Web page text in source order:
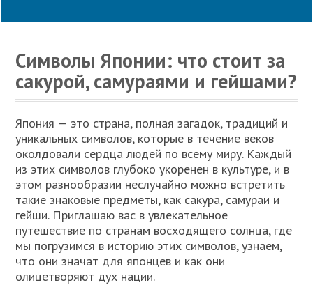
Символы Японии: что стоит за
сакурой, самураями и гейшами?
Япония — это страна, полная загадок, традиций и
уникальных символов, которые в течение веков
околдовали сердца людей по всему миру. Каждый
из этих символов глубоко укоренен в культуре, и в
этом разнообразии неслучайно можно встретить
такие знаковые предметы, как сакура, самураи и
гейши. Приглашаю вас в увлекательное
путешествие по странам восходящего солнца, где
мы погрузимся в историю этих символов, узнаем,
что они значат для японцев и как они
олицетворяют дух нации.